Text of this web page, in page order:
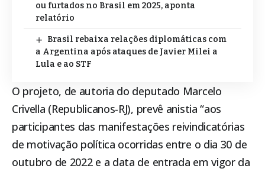
ou furtados no Brasil em 2025, aponta
relatório
Brasil rebaixa relações diplomáticas com
a Argentina após ataques de Javier Milei a
Lula e ao STF
O projeto, de autoria do deputado Marcelo
Crivella (Republicanos-RJ), prevê anistia “aos
participantes das manifestações reivindicatórias
de motivação política ocorridas entre o dia 30 de
outubro de 2022 e a data de entrada em vigor da